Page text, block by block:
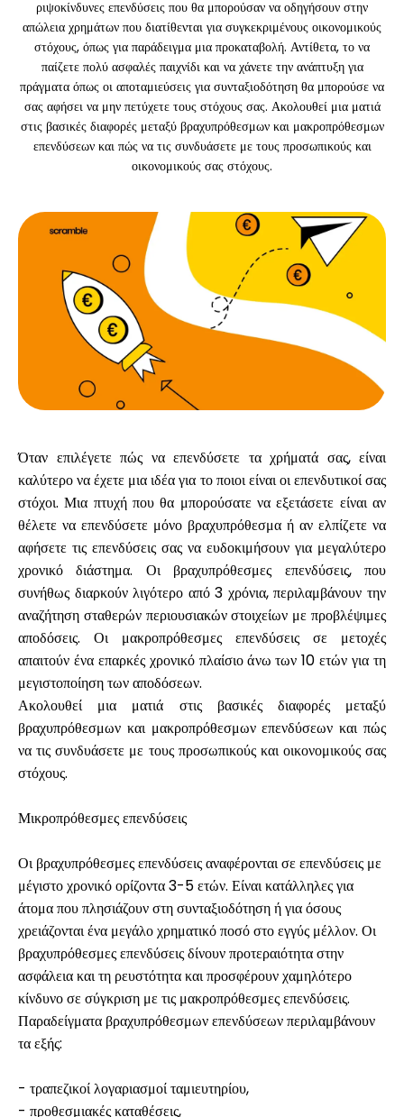
Ιστορικό γύρων
Ιστολόγιο
Επικοινωνήστε μαζί μας
Βοήθεια
Ο λογαριασμός μου
ask@scrambleup.com
+372 712 2955
ριψοκίνδυνες επενδύσεις που θα μπορούσαν να οδηγήσουν στην
απώλεια χρημάτων που διατίθενται για συγκεκριμένους οικονομικούς
στόχους, όπως για παράδειγμα μια προκαταβολή. Αντίθετα, το να
παίζετε πολύ ασφαλές παιχνίδι και να χάνετε την ανάπτυξη για
πράγματα όπως οι αποταμιεύσεις για συνταξιοδότηση θα μπορούσε να
σας αφήσει να μην πετύχετε τους στόχους σας. Ακολουθεί μια ματιά
στις βασικές διαφορές μεταξύ βραχυπρόθεσμων και μακροπρόθεσμων
επενδύσεων και πώς να τις συνδυάσετε με τους προσωπικούς και
οικονομικούς σας στόχους.
Όταν επιλέγετε πώς να επενδύσετε τα χρήματά σας, είναι
καλύτερο να έχετε μια ιδέα για το ποιοι είναι οι επενδυτικοί σας
στόχοι. Μια πτυχή που θα μπορούσατε να εξετάσετε είναι αν
θέλετε να επενδύσετε μόνο βραχυπρόθεσμα ή αν ελπίζετε να
αφήσετε τις επενδύσεις σας να ευδοκιμήσουν για μεγαλύτερο
χρονικό διάστημα. Οι βραχυπρόθεσμες επενδύσεις, που
συνήθως διαρκούν λιγότερο από 3 χρόνια, περιλαμβάνουν την
αναζήτηση σταθερών περιουσιακών στοιχείων με προβλέψιμες
αποδόσεις. Οι μακροπρόθεσμες επενδύσεις σε μετοχές
απαιτούν ένα επαρκές χρονικό πλαίσιο άνω των 10 ετών για τη
μεγιστοποίηση των αποδόσεων.
Ακολουθεί μια ματιά στις βασικές διαφορές μεταξύ
βραχυπρόθεσμων και μακροπρόθεσμων επενδύσεων και πώς
να τις συνδυάσετε με τους προσωπικούς και οικονομικούς σας
στόχους.
Μικροπρόθεσμες επενδύσεις
Οι βραχυπρόθεσμες επενδύσεις αναφέρονται σε επενδύσεις με
μέγιστο χρονικό ορίζοντα 3-5 ετών. Είναι κατάλληλες για
άτομα που πλησιάζουν στη συνταξιοδότηση ή για όσους
χρειάζονται ένα μεγάλο χρηματικό ποσό στο εγγύς μέλλον. Οι
βραχυπρόθεσμες επενδύσεις δίνουν προτεραιότητα στην
ασφάλεια και τη ρευστότητα και προσφέρουν χαμηλότερο
κίνδυνο σε σύγκριση με τις μακροπρόθεσμες επενδύσεις.
Παραδείγματα βραχυπρόθεσμων επενδύσεων περιλαμβάνουν
τα εξής:
- τραπεζικοί λογαριασμοί ταμιευτηρίου,
- προθεσμιακές καταθέσεις,